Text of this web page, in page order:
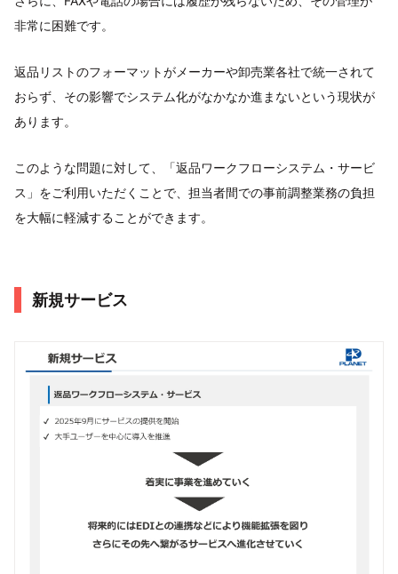
非常に困難です。
返品リストのフォーマットがメーカーや卸売業各社で統一されて
おらず、その影響でシステム化がなかなか進まないという現状が
あります。
このような問題に対して、「返品ワークフローシステム・サービ
ス」をご利用いただくことで、担当者間での事前調整業務の負担
を大幅に軽減することができます。
新規サービス